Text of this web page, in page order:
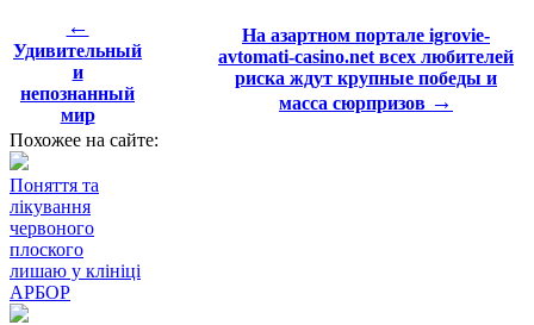
←
Удивительный
и
непознанный
мир
На азартном портале igrovie-
avtomati-casino.net всех любителей
риска ждут крупные победы и
масса сюрпризов →
Похожее на сайте:
Поняття та
лікування
червоного
плоского
лишаю у клініці
АРБОР